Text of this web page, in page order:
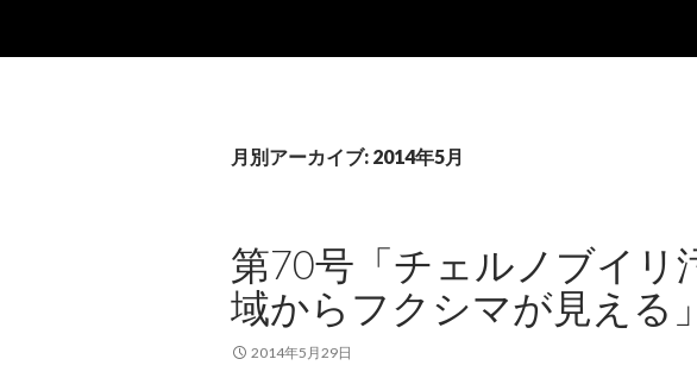
月別アーカイブ: 2014年5月
第70号「チェルノブイリ
域からフクシマが見える
2014年5月29日